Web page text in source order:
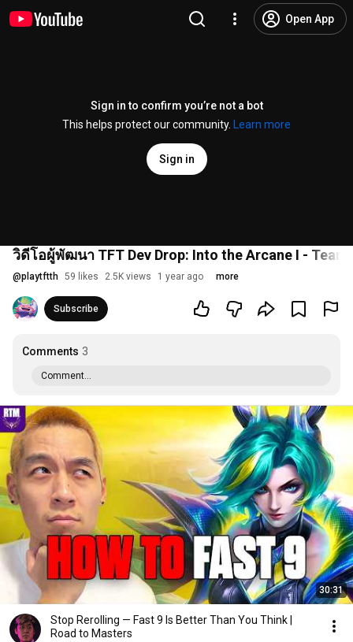
Open App
Sign in to confirm you’re not a bot
This helps protect our community.
Learn more
Sign in
วิดีโอผู้พัฒนา TFT Dev Drop: Into the Arcane I -
@playtftth 59 likes 2.5K views 1 year ago more
Subscribe
Comments 3
Comment...
30:31
Stop Rerolling — Fast 9 Is Better Than You Think |
Road to Masters